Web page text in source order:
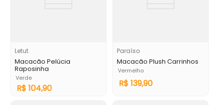
Letut
Macacão Pelúcia
Raposinha
Verde
R$ 104,90
Paraíso
Macacão Plush Carrinhos
Vermelho
R$ 139,90